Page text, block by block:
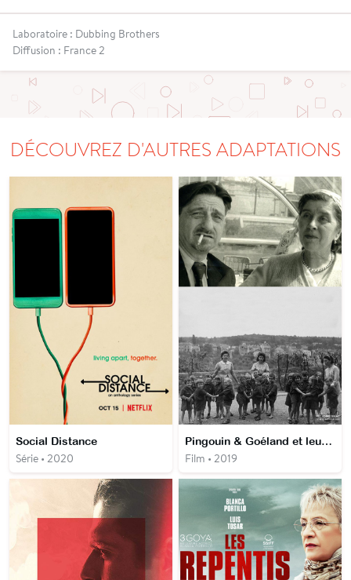
Laboratoire : Dubbing Brothers
Diffusion : France 2
DÉCOUVREZ D'AUTRES ADAPTATIONS
Social Distance
Série • 2020
Pingouin & Goéland et leurs 500 petits
Film • 2019